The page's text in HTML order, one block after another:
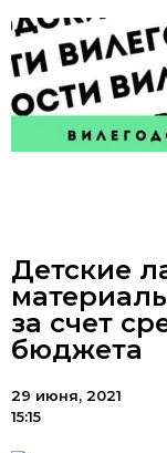
Детские
за счет
бюджета
29 июня, 2021
15:15